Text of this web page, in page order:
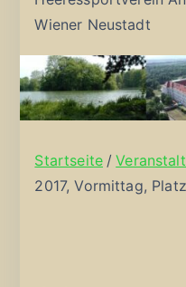
Wiener Neustadt
Startseite
2017, Vormittag,